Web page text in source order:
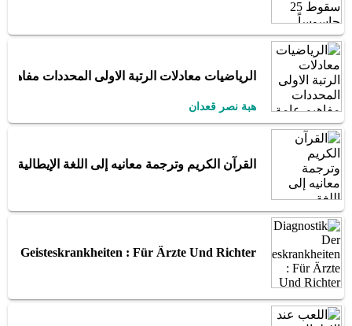
الرياضيات معادلات الرتبة الاولى المحددات
هبة نصر قعدان
القرآن الكريم وترجمة معانيه إلى اللغة الإيطالية italian
Geisteskrankheiten : Für Ärzte Und Richter